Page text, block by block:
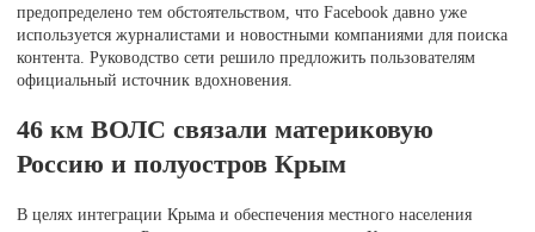
предопределено тем обстоятельством, что Facebook давно уже
используется журналистами и новостными компаниями для поиска
контента. Руководство сети решило предложить пользователям
официальный источник вдохновения.
46 км ВОЛС связали материковую
Россию и полуостров Крым
В целях интеграции Крыма и обеспечения местного населения